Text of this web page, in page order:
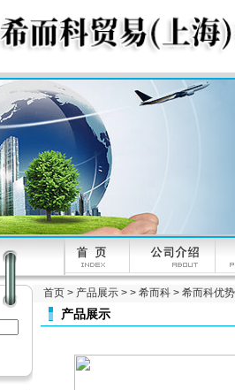
首页 > 产品展示 > > 希而科 > 希而科优
产品展示